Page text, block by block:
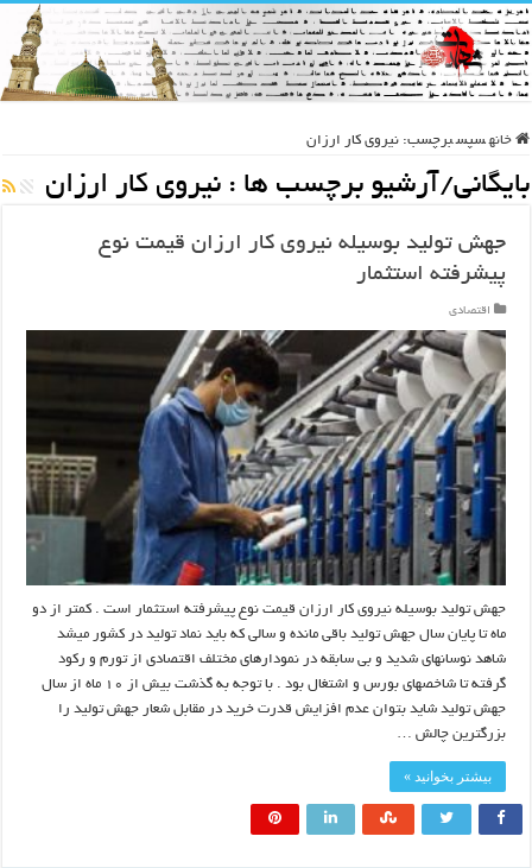
خانه سپس برچسب: نیروی کار ارزان
بایگانی/آرشیو برچسب ها : نیروی کار ارزان
جهش تولید بوسیله نیروی کار ارزان قیمت نوع
پیشرفته استثمار
اقتصادی
جهش تولید بوسیله نیروی کار ارزان قیمت نوع پیشرفته استثمار است . کمتر از دو
ماه تا پایان سال جهش تولید باقی مانده و سالی که باید نماد تولید در کشور میشد
شاهد نوسانهای شدید و بی سابقه در نمودارهای مختلف اقتصادی از تورم و رکود
گرفته تا شاخصهای بورس و اشتغال بود . با توجه به گذشت بیش از ۱۰ ماه از سال
جهش تولید شاید بتوان عدم افزایش قدرت خرید در مقابل شعار جهش تولید را
بزرگترین چالش …
بیشتر بخوانید »